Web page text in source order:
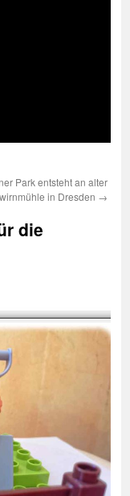
Park entsteht an alter
in Dresden →
die